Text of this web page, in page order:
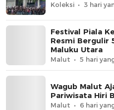
Koleksi 3 hari
Festival Piala
Resmi Bergulir
Maluku Utara
Malut 5 hari
Wagub Malut
Pariwisata Hiri
Malut 6 hari